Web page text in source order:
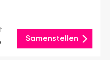
Samenstellen